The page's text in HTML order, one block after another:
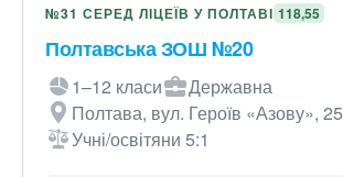
№31 СЕРЕД ЛІЦЕЇВ У ПОЛТАВІ 118,55
Полтавська ЗОШ №20
1–12 класи
Державна
Полтава, вул. Героїв «Азову», 25
Учні/освітяни 5:1